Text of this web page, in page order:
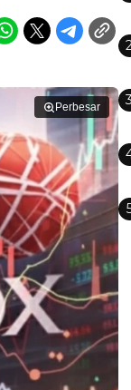
Perbesar 3